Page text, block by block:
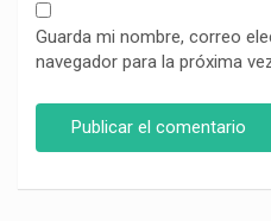
Guarda mi nombre, correo
navegador para la próxima